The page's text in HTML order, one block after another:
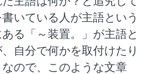
いている人が主語という
る「～装置。」が主語と
自分で何かを取付けたり
ので、このような文章